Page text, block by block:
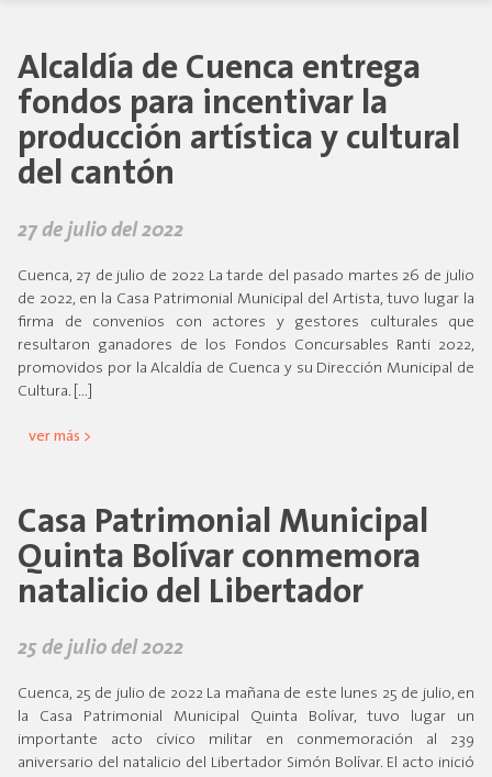
Alcaldía de Cuenca entrega
fondos para incentivar la
producción artística y cultural
del cantón
27 de julio del 2022
Cuenca, 27 de julio de 2022 La tarde del pasado martes 26 de julio
de 2022, en la Casa Patrimonial Municipal del Artista, tuvo lugar la
firma de convenios con actores y gestores culturales que
resultaron ganadores de los Fondos Concursables Ranti 2022,
promovidos por la Alcaldía de Cuenca y su Dirección Municipal de
Cultura. […]
ver más >
Casa Patrimonial Municipal
Quinta Bolívar conmemora
natalicio del Libertador
25 de julio del 2022
Cuenca, 25 de julio de 2022 La mañana de este lunes 25 de julio, en
la Casa Patrimonial Municipal Quinta Bolívar, tuvo lugar un
importante acto cívico militar en conmemoración al 239
aniversario del natalicio del Libertador Simón Bolívar. El acto inició